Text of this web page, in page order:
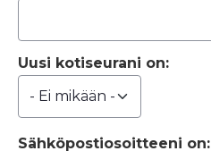
Uusi kotiseurani on:
Sähköpostiosoitteeni on:
Sähköpostiosoitteeni on: